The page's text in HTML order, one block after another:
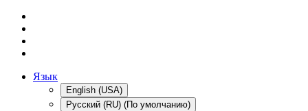
Язык
English (USA)
Русский (RU) (По умолчанию)